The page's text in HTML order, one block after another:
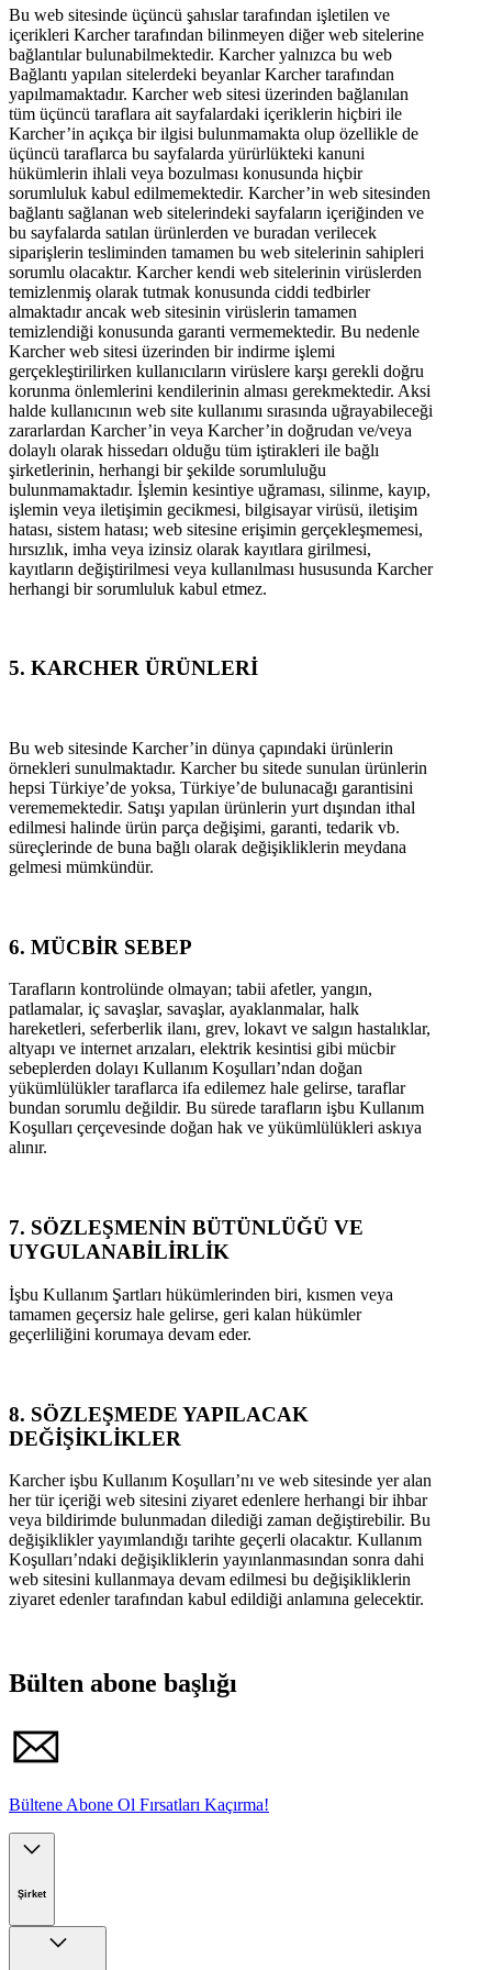
Bu web sitesinde üçüncü şahıslar tarafından işletilen ve
içerikleri Karcher tarafından bilinmeyen diğer web sitelerine
bağlantılar bulunabilmektedir. Karcher yalnızca bu web
Bağlantı yapılan sitelerdeki beyanlar Karcher tarafından
yapılmamaktadır. Karcher web sitesi üzerinden bağlanılan
tüm üçüncü taraflara ait sayfalardaki içeriklerin hiçbiri ile
Karcher’in açıkça bir ilgisi bulunmamakta olup özellikle de
üçüncü taraflarca bu sayfalarda yürürlükteki kanuni
hükümlerin ihlali veya bozulması konusunda hiçbir
sorumluluk kabul edilmemektedir. Karcher’in web sitesinden
bağlantı sağlanan web sitelerindeki sayfaların içeriğinden ve
bu sayfalarda satılan ürünlerden ve buradan verilecek
siparişlerin tesliminden tamamen bu web sitelerinin sahipleri
sorumlu olacaktır. Karcher kendi web sitelerinin virüslerden
temizlenmiş olarak tutmak konusunda ciddi tedbirler
almaktadır ancak web sitesinin virüslerin tamamen
temizlendiği konusunda garanti vermemektedir. Bu nedenle
Karcher web sitesi üzerinden bir indirme işlemi
gerçekleştirilirken kullanıcıların virüslere karşı gerekli doğru
korunma önlemlerini kendilerinin alması gerekmektedir. Aksi
halde kullanıcının web site kullanımı sırasında uğrayabileceği
zararlardan Karcher’in veya Karcher’in doğrudan ve/veya
dolaylı olarak hissedarı olduğu tüm iştirakleri ile bağlı
şirketlerinin, herhangi bir şekilde sorumluluğu
bulunmamaktadır. İşlemin kesintiye uğraması, silinme, kayıp,
işlemin veya iletişimin gecikmesi, bilgisayar virüsü, iletişim
hatası, sistem hatası; web sitesine erişimin gerçekleşmemesi,
hırsızlık, imha veya izinsiz olarak kayıtlara girilmesi,
kayıtların değiştirilmesi veya kullanılması hususunda Karcher
herhangi bir sorumluluk kabul etmez.
5. KARCHER ÜRÜNLERİ
Bu web sitesinde Karcher’in dünya çapındaki ürünlerin
örnekleri sunulmaktadır. Karcher bu sitede sunulan ürünlerin
hepsi Türkiye’de yoksa, Türkiye’de bulunacağı garantisini
verememektedir. Satışı yapılan ürünlerin yurt dışından ithal
edilmesi halinde ürün parça değişimi, garanti, tedarik vb.
süreçlerinde de buna bağlı olarak değişikliklerin meydana
gelmesi mümkündür.
6. MÜCBİR SEBEP
Tarafların kontrolünde olmayan; tabii afetler, yangın,
patlamalar, iç savaşlar, savaşlar, ayaklanmalar, halk
hareketleri, seferberlik ilanı, grev, lokavt ve salgın hastalıklar,
altyapı ve internet arızaları, elektrik kesintisi gibi mücbir
sebeplerden dolayı Kullanım Koşulları’ndan doğan
yükümlülükler taraflarca ifa edilemez hale gelirse, taraflar
bundan sorumlu değildir. Bu sürede tarafların işbu Kullanım
Koşulları çerçevesinde doğan hak ve yükümlülükleri askıya
alınır.
7. SÖZLEŞMENİN BÜTÜNLÜĞÜ VE
UYGULANABİLİRLİK
İşbu Kullanım Şartları hükümlerinden biri, kısmen veya
tamamen geçersiz hale gelirse, geri kalan hükümler
geçerliliğini korumaya devam eder.
8. SÖZLEŞMEDE YAPILACAK
DEĞİŞİKLİKLER
Karcher işbu Kullanım Koşulları’nı ve web sitesinde yer alan
her tür içeriği web sitesini ziyaret edenlere herhangi bir ihbar
veya bildirimde bulunmadan dilediği zaman değiştirebilir. Bu
değişiklikler yayımlandığı tarihte geçerli olacaktır. Kullanım
Koşulları’ndaki değişikliklerin yayınlanmasından sonra dahi
web sitesini kullanmaya devam edilmesi bu değişikliklerin
ziyaret edenler tarafından kabul edildiği anlamına gelecektir.
Bülten abone başlığı
Bültene Abone Ol Fırsatları Kaçırma!
Şirket
Kärcher'de Kariyer